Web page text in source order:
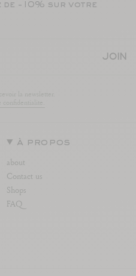
de -10% sur votre
JOIN
à propos
about
Contact us
Shops
FAQ